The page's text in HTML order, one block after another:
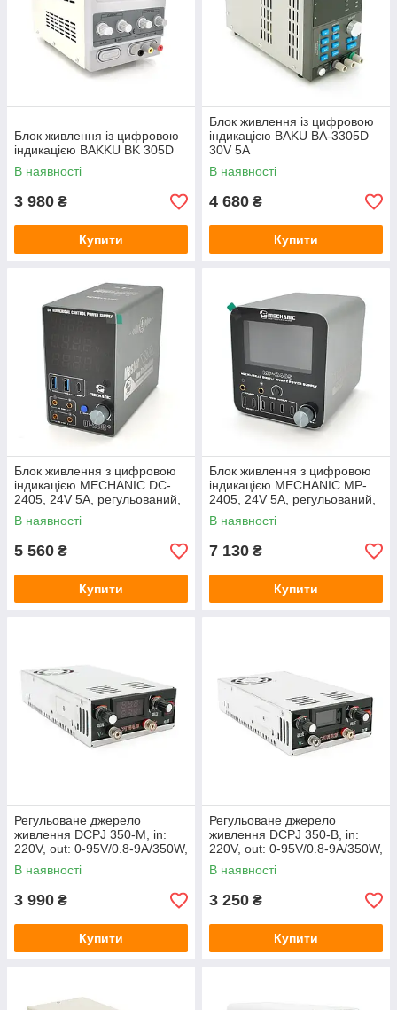
Блок живлення із цифровою
індикацією BAKKU BK 305D
В наявності
3 980 ₴
Купити
Блок живлення із цифровою
індикацією BAKU BA-3305D
30V 5A
В наявності
4 680 ₴
Купити
Блок живлення з цифровою
індикацією MECHANIC DC-
2405, 24V 5A, регульований,
3-режими, PD3.1, QC-3 .USB-
A. 2*DC-Port*0-24V,
В наявності
5 560 ₴
Купити
Блок живлення з цифровою
індикацією MECHANIC MP-
2405, 24V 5A, регульований,
3-режим, 2*PD3.1, 4*TYPE-C.
DC-Port*0-24V, 220V/120W.
В наявності
7 130 ₴
Купити
Регульоване джерело
живлення DCPJ 350-M, in:
220V, out: 0-95V/0.8-9A/350W,
250*150*65мм
В наявності
3 990 ₴
Купити
Регульоване джерело
живлення DCPJ 350-B, in:
220V, out: 0-95V/0.8-9A/350W,
250*150*65мм
В наявності
3 250 ₴
Купити